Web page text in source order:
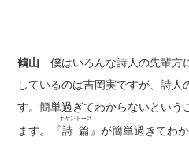
鶴山 僕はいろんな詩人の先輩方
しているのは吉岡実ですが、詩
す。簡単過ぎてわからないという
ます。『詩篇
キヤントーズ
』が簡単過ぎてわ